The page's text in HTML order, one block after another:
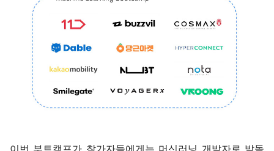
이번 부트캠프가 참가자들에게는 머신러닝 개발자로 발돋